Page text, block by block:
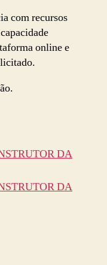
com recursos
online e
DA
DA